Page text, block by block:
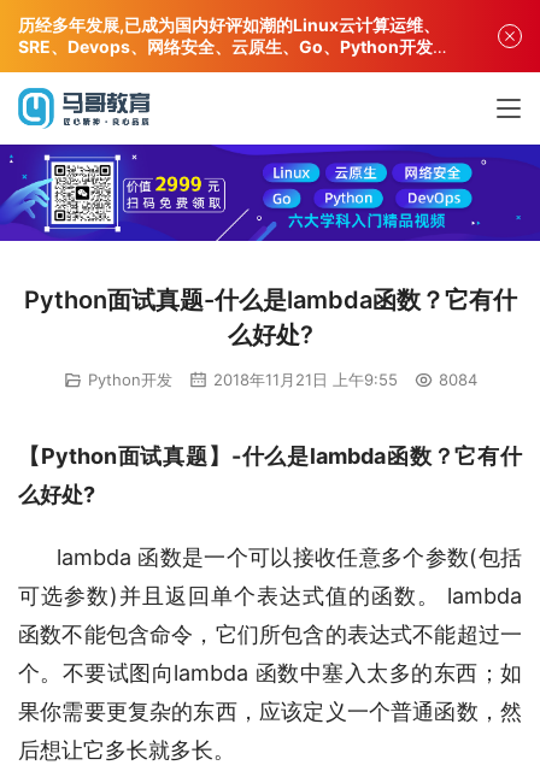
Python面试真题-什么是lambda函数？它有什
么好处?
Python开发 2018年11月21日 上午9:55 8084
【Python面试真题】-什么是lambda函数？它有什
么好处?
lambda 函数是一个可以接收任意多个参数(包括
可选参数)并且返回单个表达式值的函数。 lambda
函数不能包含命令，它们所包含的表达式不能超过一
个。不要试图向lambda 函数中塞入太多的东西；如
果你需要更复杂的东西，应该定义一个普通函数，然
后想让它多长就多长。
历经多年发展,已成为国内好评如潮的Linux云计算运维、
SRE、Devops、网络安全、云原生、Go、Python开发专
业人才培训机构!